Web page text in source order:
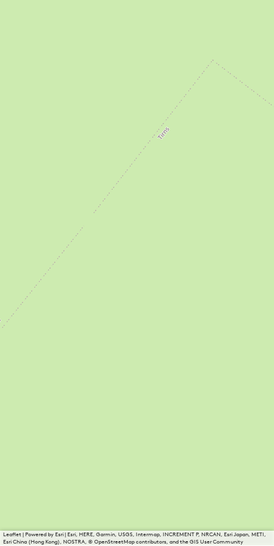
Leaflet|Powered by Esri | Esri, HERE, Garmin, USGS, Intermap, INCREMENT P, NRCAN, Esri Japan, METI,
Esri China (Hong Kong), NOSTRA, © OpenStreetMap contributors, and the GIS User Community